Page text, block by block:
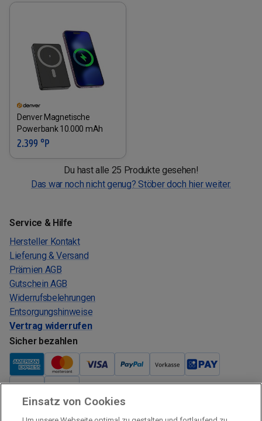
Denver Magnetische
Powerbank 10.000 mAh
2.399 °P
Du hast alle 25 Produkte gesehen!
Das war noch nicht genug? Stöber doch hier weiter.
Service & Hilfe
Hersteller Kontakt
Lieferung & Versand
Prämien AGB
Gutschein AGB
Widerrufsbelehrungen
Entsorgungshinweise
Vertrag widerrufen
Sicher bezahlen
Verkauf und Versand
Einsatz von Cookies